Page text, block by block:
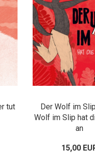
tut
Der Wolf im
Wolf im Slip hat
an
15,00